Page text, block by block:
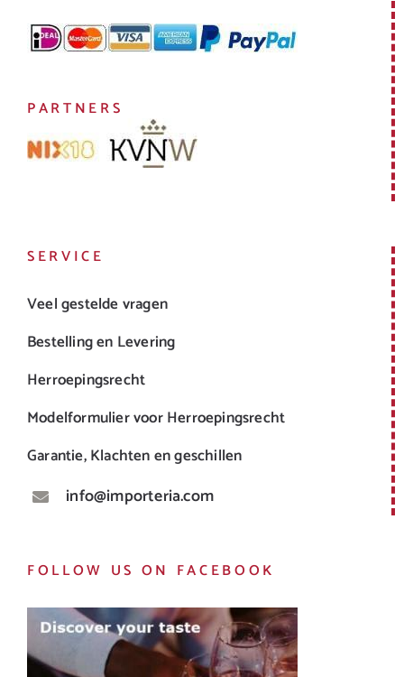
PARTNERS
SERVICE
Veel gestelde vragen
Bestelling en Levering
Herroepingsrecht
Modelformulier voor Herroepingsrecht
Garantie, Klachten en geschillen
info@importeria.com
FOLLOW US ON FACEBOOK